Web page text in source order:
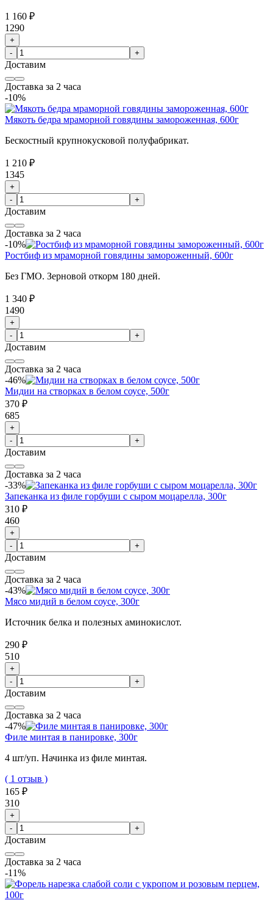
1 160 ₽
1290
+
-
+
Доставим
Доставка за 2 часа
-10%
Мякоть бедра мраморной говядины замороженная, 600г
Бескостный крупнокусковой полуфабрикат.
1 210 ₽
1345
+
-
+
Доставим
Доставка за 2 часа
-10%
Ростбиф из мраморной говядины замороженный, 600г
Без ГМО. Зерновой откорм 180 дней.
1 340 ₽
1490
+
-
+
Доставим
Доставка за 2 часа
-46%
Мидии на створках в белом соусе, 500г
370 ₽
685
+
-
+
Доставим
Доставка за 2 часа
-33%
Запеканка из филе горбуши с сыром моцарелла, 300г
310 ₽
460
+
-
+
Доставим
Доставка за 2 часа
-43%
Мясо мидий в белом соусе, 300г
Источник белка и полезных аминокислот.
290 ₽
510
+
-
+
Доставим
Доставка за 2 часа
-47%
Филе минтая в панировке, 300г
4 шт/уп. Начинка из филе минтая.
( 1 отзыв )
165 ₽
310
+
-
+
Доставим
Доставка за 2 часа
-11%